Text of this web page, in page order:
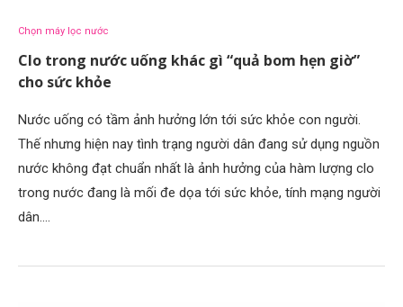
Chọn máy lọc nước
Clo trong nước uống khác gì “quả bom hẹn giờ”
cho sức khỏe
Nước uống có tầm ảnh hưởng lớn tới sức khỏe con người.
Thế nhưng hiện nay tình trạng người dân đang sử dụng nguồn
nước không đạt chuẩn nhất là ảnh hưởng của hàm lượng clo
trong nước đang là mối đe dọa tới sức khỏe, tính mạng người
dân.…